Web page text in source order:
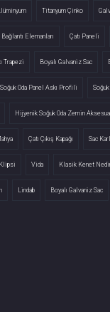
Titanyum Çinko
Bağlantı Elemanları Çatı Paneli
Trapezi Boyalı Galvaniz Sac
Soğuk Oda Panel Askı Profili
Hijyenik Soğuk Oda Zemin
Çatı Çıkış Kapağı Sac
Vida Klasik Kenet
Lindab Boyalı Galvaniz Sac